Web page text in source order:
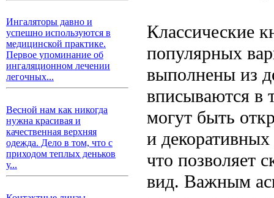
Ингаляторы давно и
успешно используются в
медицинской практике.
Первое упоминание об
ингаляционном лечении
легочных...
Весной нам как никогда
нужна красивая и
качественная верхняя
одежда. Дело в том, что с
приходом теплых деньков
у...
Классические
популярных
выполнены из
вписываются в
могут быть
и
что позволяет
вид. Важным